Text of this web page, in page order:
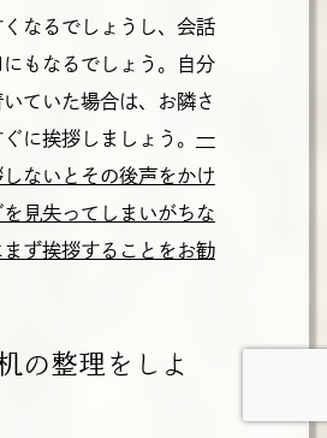
なるでしょうし、会話
もなるでしょう。自分
ていた場合は、お隣さ
に挨拶しましょう。 一
ないとその後声をかけ
を見失ってしまいがちな
ず挨拶することをお勧
の整理をしよ